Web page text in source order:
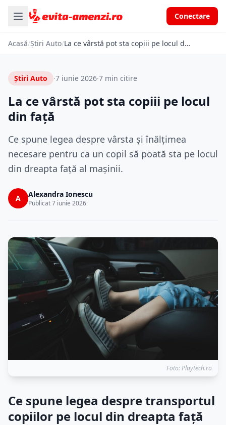
Conectare
Acasă/Știri Auto/ La ce vârstă pot sta copiii pe locul din față
Știri Auto ·7 iunie 2026·7 min citire
La ce vârstă pot sta copiii pe locul
din față
Ce spune legea despre vârsta și înălțimea
necesare pentru ca un copil să poată sta pe locul
din dreapta față al mașinii.
A Alexandra Ionescu
Publicat 7 iunie 2026
Foto: Playtech.ro
Ce spune legea despre transportul
copiilor pe locul din dreapta față